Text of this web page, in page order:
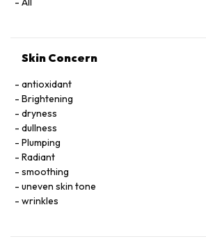
Skin Concern
antioxidant
Brightening
dryness
dullness
Plumping
Radiant
smoothing
uneven skin tone
wrinkles